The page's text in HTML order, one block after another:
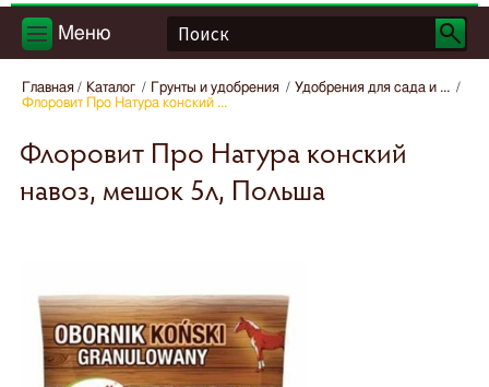
Меню
Главная Каталог Грунты и удобрения
Удобрения для сада и ...
Флоровит Про Натура конский ...
Флоровит Про Натура конский
навоз, мешок 5л, Польша